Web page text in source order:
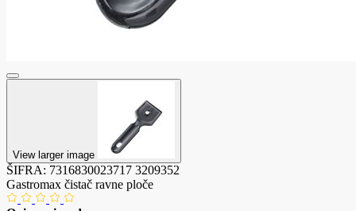
View larger image
ŠIFRA: 7316830023717 3209352
Gastromax čistač ravne ploče